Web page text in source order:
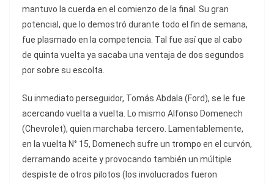
mantuvo la cuerda en el comienzo de la final. Su gran
potencial, que lo demostró durante todo el fin de semana,
fue plasmado en la competencia. Tal fue así que al cabo
de quinta vuelta ya sacaba una ventaja de dos segundos
por sobre su escolta.
Su inmediato perseguidor, Tomás Abdala (Ford), se le fue
acercando vuelta a vuelta. Lo mismo Alfonso Domenech
(Chevrolet), quien marchaba tercero. Lamentablemente,
en la vuelta N° 15, Domenech sufre un trompo en el curvón,
derramando aceite y provocando también un múltiple
despiste de otros pilotos (los involucrados fueron